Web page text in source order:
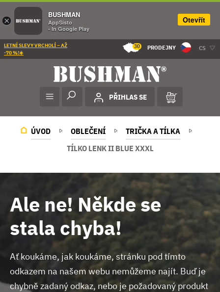
LETNÍ SLEVY VRCHOLÍ – AŽ
-70 %!☀️
30 PRODEJNY CS
PŘIHLAS SE
ÚVOD OBLEČENÍ
TRIČKA A TÍLKA
TÍLKO LENK II BLUE XXXL
Ale ne! Někde se
stala chyba!
Ať koukáme, jak koukáme, stránku pod tímto
odkazem na našem webu nemůžeme najít. Buď je
chybně zadaný odkaz, nebo je požadovaný produkt
×
BUSHMAN
AppSisto
- In Google Play
Otevřít